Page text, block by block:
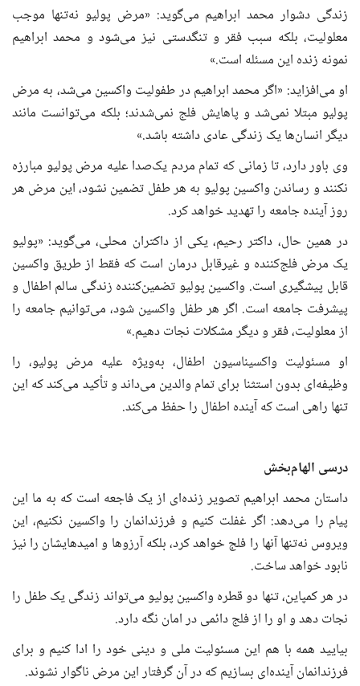
زندگی دشوار محمد ابراهیم می‌گوید: «مرض پولیو نه‌تنها موجب
معلولیت، بلکه سبب فقر و تنگدستی نیز می‌شود و محمد ابراهیم
نمونه زنده این مسئله است.»
او می‌افزاید: «اگر محمد ابراهیم در طفولیت واکسین می‌شد، به مرض
پولیو مبتلا نمی‌شد و پاهایش فلج نمی‌شدند؛ بلکه می‌توانست مانند
دیگر انسان‌ها یک زندگی عادی داشته باشد.»
وی باور دارد، تا زمانی که تمام مردم یک‌صدا علیه مرض پولیو مبارزه
نکنند و رساندن واکسین پولیو به هر طفل تضمین نشود، این مرض هر
روز آینده جامعه را تهدید خواهد کرد.
در همین حال، داکتر رحیم، یکی از داکتران محلی، می‌گوید: «پولیو
یک مرض فلج‌کننده و غیرقابل درمان است که فقط از طریق واکسین
قابل پیشگیری است. واکسین پولیو تضمین‌کننده زندگی سالم اطفال و
پیشرفت جامعه است. اگر هر طفل واکسین شود، می‌توانیم جامعه را
از معلولیت، فقر و دیگر مشکلات نجات دهیم.»
او مسئولیت واکسیناسیون اطفال، به‌ویژه علیه مرض پولیو، را
وظیفه‌ای بدون استثنا برای تمام والدین می‌داند و تأکید می‌کند که این
تنها راهی است که آینده اطفال را حفظ می‌کند.
درسی الهام‌بخش
داستان محمد ابراهیم تصویر زنده‌ای از یک فاجعه است که به ما این
پیام را می‌دهد: اگر غفلت کنیم و فرزندانمان را واکسین نکنیم، این
ویروس نه‌تنها آنها را فلج خواهد کرد، بلکه آرزوها و امیدهایشان را نیز
نابود خواهد ساخت.
در هر کمپاین، تنها دو قطره واکسین پولیو می‌تواند زندگی یک طفل را
نجات دهد و او را از فلج دائمی در امان نگه دارد.
بیایید همه با هم این مسئولیت ملی و دینی خود را ادا کنیم و برای
فرزندانمان آینده‌ای بسازیم که در آن گرفتار این مرض ناگوار نشوند.